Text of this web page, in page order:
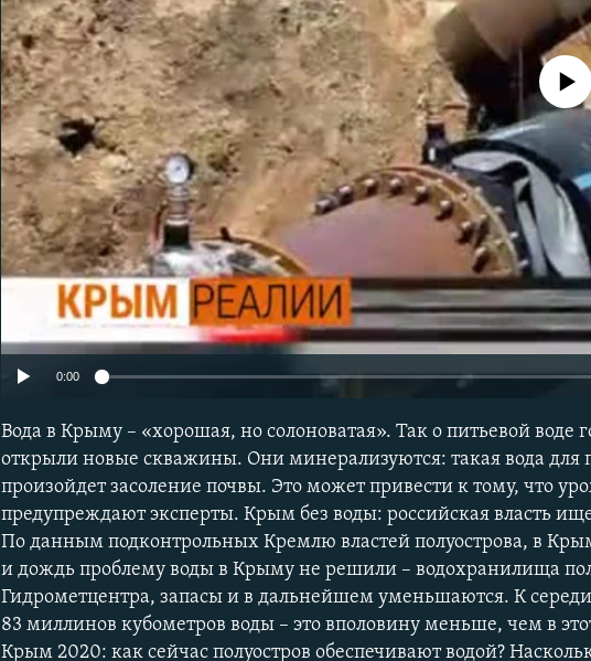
No media source
0:00
Вода в Крыму – «хорошая, но солоноватая». Так о питьевой воде
открыли новые скважины. Они минерализуются: такая вода для
произойдет засоление почвы. Это может привести к тому, что
предупреждают эксперты. Крым без воды: российская власть
По данным подконтрольных Кремлю властей полуострова, в
и дождь проблему воды в Крыму не решили – водохранилища
Гидрометцентра, запасы и в дальнейшем уменьшаются. К
83 миллинов кубометров воды – это вполовину меньше, чем в
Крым 2020: как сейчас полуостров обеспечивают водой?